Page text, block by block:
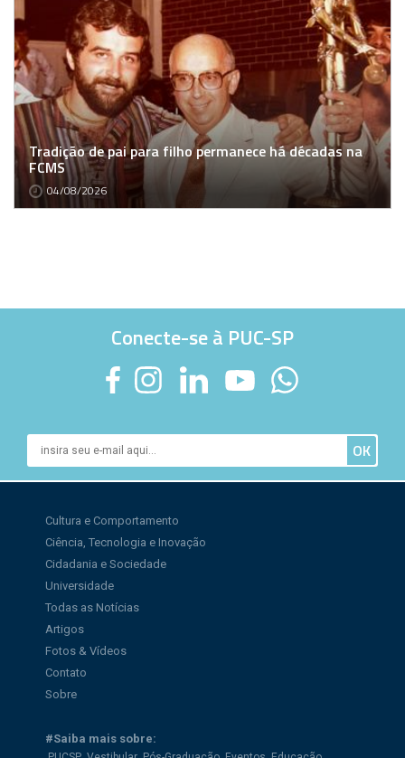
Tradição de pai para filho permanece há décadas na
FCMS
04/08/2026
Conecte-se à PUC-SP
Cultura e Comportamento
Ciência, Tecnologia e Inovação
Cidadania e Sociedade
Universidade
Todas as Notícias
Artigos
Fotos & Vídeos
Contato
Sobre
#Saiba mais sobre: